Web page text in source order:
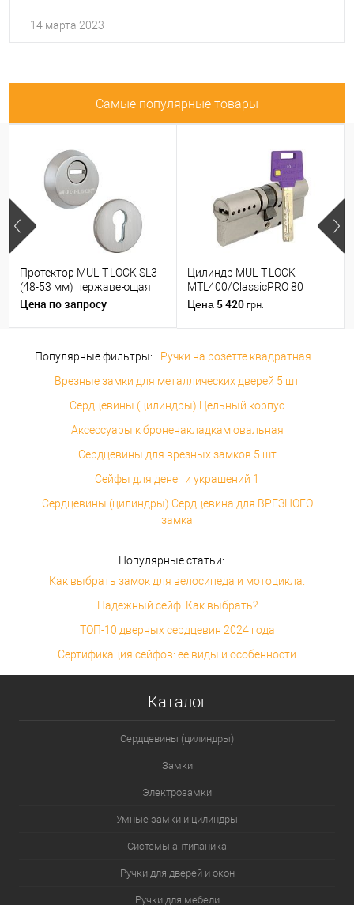
14 марта 2023
Самые популярные товары
Протектор MUL-T-LOCK SL3
(48-53 мм) нержавеющая
сталь
Цена по запросу
Цилиндр MUL-T-LOCK
MTL400/ClassicPRO 80
(35*45) никель сатин
Цена 5 420 грн.
Популярные фильтры:
Ручки на розетте квадратная
Врезные замки для металлических дверей 5 шт
Сердцевины (цилиндры) Цельный корпус
Аксессуары к броненакладкам овальная
Сердцевины для врезных замков 5 шт
Сейфы для денег и украшений 1
Сердцевины (цилиндры) Сердцевина для ВРЕЗНОГО
замка
Популярные статьи:
Как выбрать замок для велосипеда и мотоцикла.
Надежный сейф. Как выбрать?
ТОП-10 дверных сердцевин 2024 года
Сертификация сейфов: ее виды и особенности
Каталог
Сердцевины (цилиндры)
Замки
Электрозамки
Умные замки и цилиндры
Системы антипаника
Ручки для дверей и окон
Ручки для мебели